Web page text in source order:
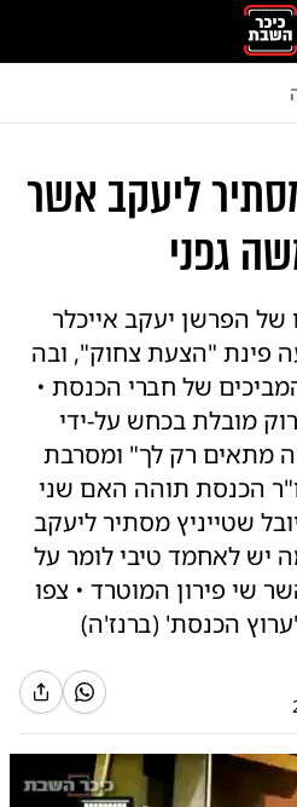
ליעקב אשר
גפני
של הפרשן יעקב אייכלר
פינת "הצעת צחוק", ובה
של חברי הכנסת •
מובלת בכחש על-ידי
מתאים רק לך" ומסרבת
הכנסת תוהה האם שני
שטייניץ מסתיר ליעקב
יש לאחמד טיבי לומר על
שי פירון המוטרד • צפו
הכנסת' (ברנז'ה)